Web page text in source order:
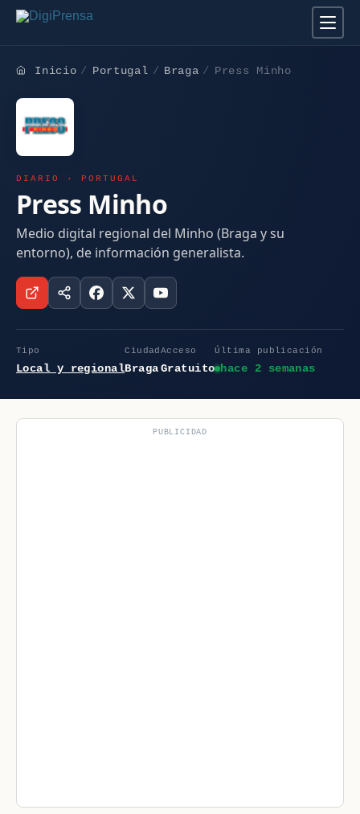
Inicio Portugal Braga Press Minho
DIARIO · PORTUGAL
Press Minho
Medio digital regional del Minho (Braga y su
entorno), de información generalista.
Tipo
Local y regional
Ciudad
Braga
Acceso
Gratuito
Última publicación
hace 2 semanas
PUBLICIDAD